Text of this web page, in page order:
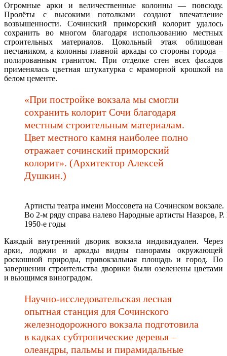
Огромные арки и величественные колонны — повсюду.
Пролёты с высокими потолками создают впечатление
возвышенности. Сочинский приморский колорит удалось
сохранить во многом благодаря использованию местных
строительных материалов. Цокольный этаж облицован
песчаником, а колонны главной аркады со стороны города –
полированным гранитом. При отделке стен всех фасадов
применялась цветная штукатурка с мраморной крошкой на
белом цементе.
«При постройке вокзала мы смогли
сохранить колорит Сочи благодаря
местным строительным материалам.
Цвет местного камня наиболее полно
отражает сочинский приморский
колорит». (Архитектор Алексей
Душкин.)
Артисты театра имени Моссовета на Сочинском вокзале.
Во 2-м ряду справа налево Народные артисты Назаров,
1950-е годы
Каждый внутренний дворик вокзала индивидуален. Через
арки, лоджии и аркады видны панорамы окружающей
роскошной природы, привокзальная площадь и город. По
завершении строительства дворики были озеленены цветами
и вьющимся виноградом.
Научно-исследовательская лесная
опытная станция для Сочинского
железнодорожного вокзала подготовила
в кадках субтропические деревья –
олеандры, пальмы и пирамидальные